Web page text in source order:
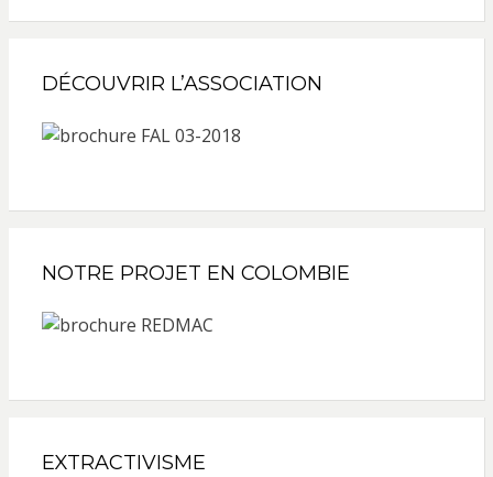
DÉCOUVRIR L’ASSOCIATION
NOTRE PROJET EN COLOMBIE
EXTRACTIVISME